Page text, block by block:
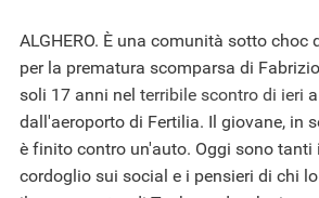
ALGHERO. È una comunità sotto choc
per la prematura scomparsa di
soli 17 anni nel terribile scontro di ieri
dall'aeroporto di Fertilia. Il giovane, in
è finito contro un'auto. Oggi sono tanti
cordoglio sui social e i pensieri di chi